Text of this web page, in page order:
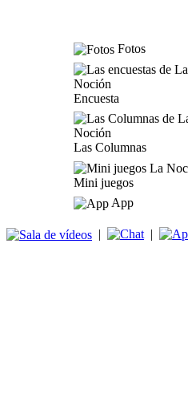
Fotos
Encuesta
Las Columnas
Mini juegos
App
| |